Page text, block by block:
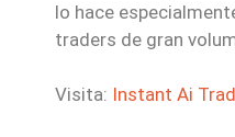
lo hace
traders de gran
Visita: Instant Ai